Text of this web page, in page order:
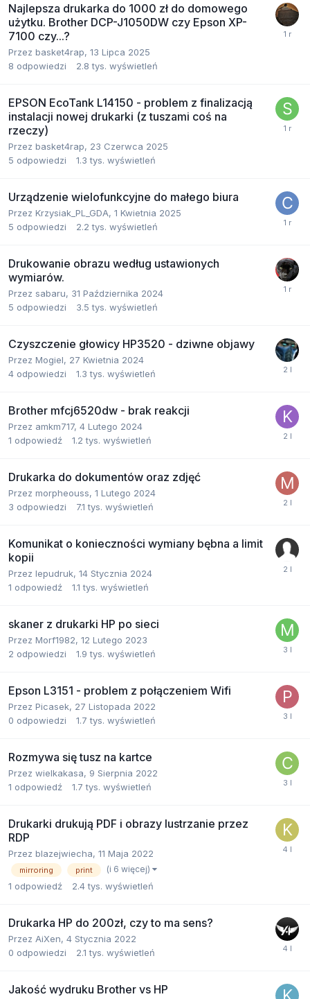
Najlepsza drukarka do 1000 zł do domowego
użytku. Brother DCP-J1050DW czy Epson XP-
7100 czy...?
Przez basket4rap, 13 Lipca 2025
8 odpowiedzi 2.8 tys. wyświetleń
EPSON EcoTank L14150 - problem z finalizacją
instalacji nowej drukarki (z tuszami coś na
rzeczy)
Przez basket4rap, 23 Czerwca 2025
5 odpowiedzi 1.3 tys. wyświetleń
Urządzenie wielofunkcyjne do małego biura
Przez Krzysiak_PL_GDA, 1 Kwietnia 2025
5 odpowiedzi 2.2 tys. wyświetleń
Drukowanie obrazu według ustawionych
wymiarów.
Przez sabaru, 31 Października 2024
5 odpowiedzi 3.5 tys. wyświetleń
Czyszczenie głowicy HP3520 - dziwne objawy
Przez Mogiel, 27 Kwietnia 2024
4 odpowiedzi 1.3 tys. wyświetleń
Brother mfcj6520dw - brak reakcji
Przez amkm717, 4 Lutego 2024
1 odpowiedź 1.2 tys. wyświetleń
Drukarka do dokumentów oraz zdjęć
Przez morpheouss, 1 Lutego 2024
3 odpowiedzi 7.1 tys. wyświetleń
Komunikat o konieczności wymiany bębna a limit
kopii
Przez lepudruk, 14 Stycznia 2024
1 odpowiedź 1.1 tys. wyświetleń
skaner z drukarki HP po sieci
Przez Morf1982, 12 Lutego 2023
2 odpowiedzi 1.9 tys. wyświetleń
Epson L3151 - problem z połączeniem Wifi
Przez Picasek, 27 Listopada 2022
0 odpowiedzi 1.7 tys. wyświetleń
Rozmywa się tusz na kartce
Przez wielkakasa, 9 Sierpnia 2022
1 odpowiedź 1.7 tys. wyświetleń
Drukarki drukują PDF i obrazy lustrzanie przez
RDP
Przez blazejwiecha, 11 Maja 2022
mirroring print (i 6 więcej)
1 odpowiedź 2.4 tys. wyświetleń
Drukarka HP do 200zł, czy to ma sens?
Przez AiXen, 4 Stycznia 2022
0 odpowiedzi 2.1 tys. wyświetleń
Jakość wydruku Brother vs HP